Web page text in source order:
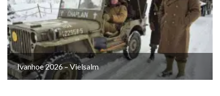
Ivanhoe 2026 – Vielsalm